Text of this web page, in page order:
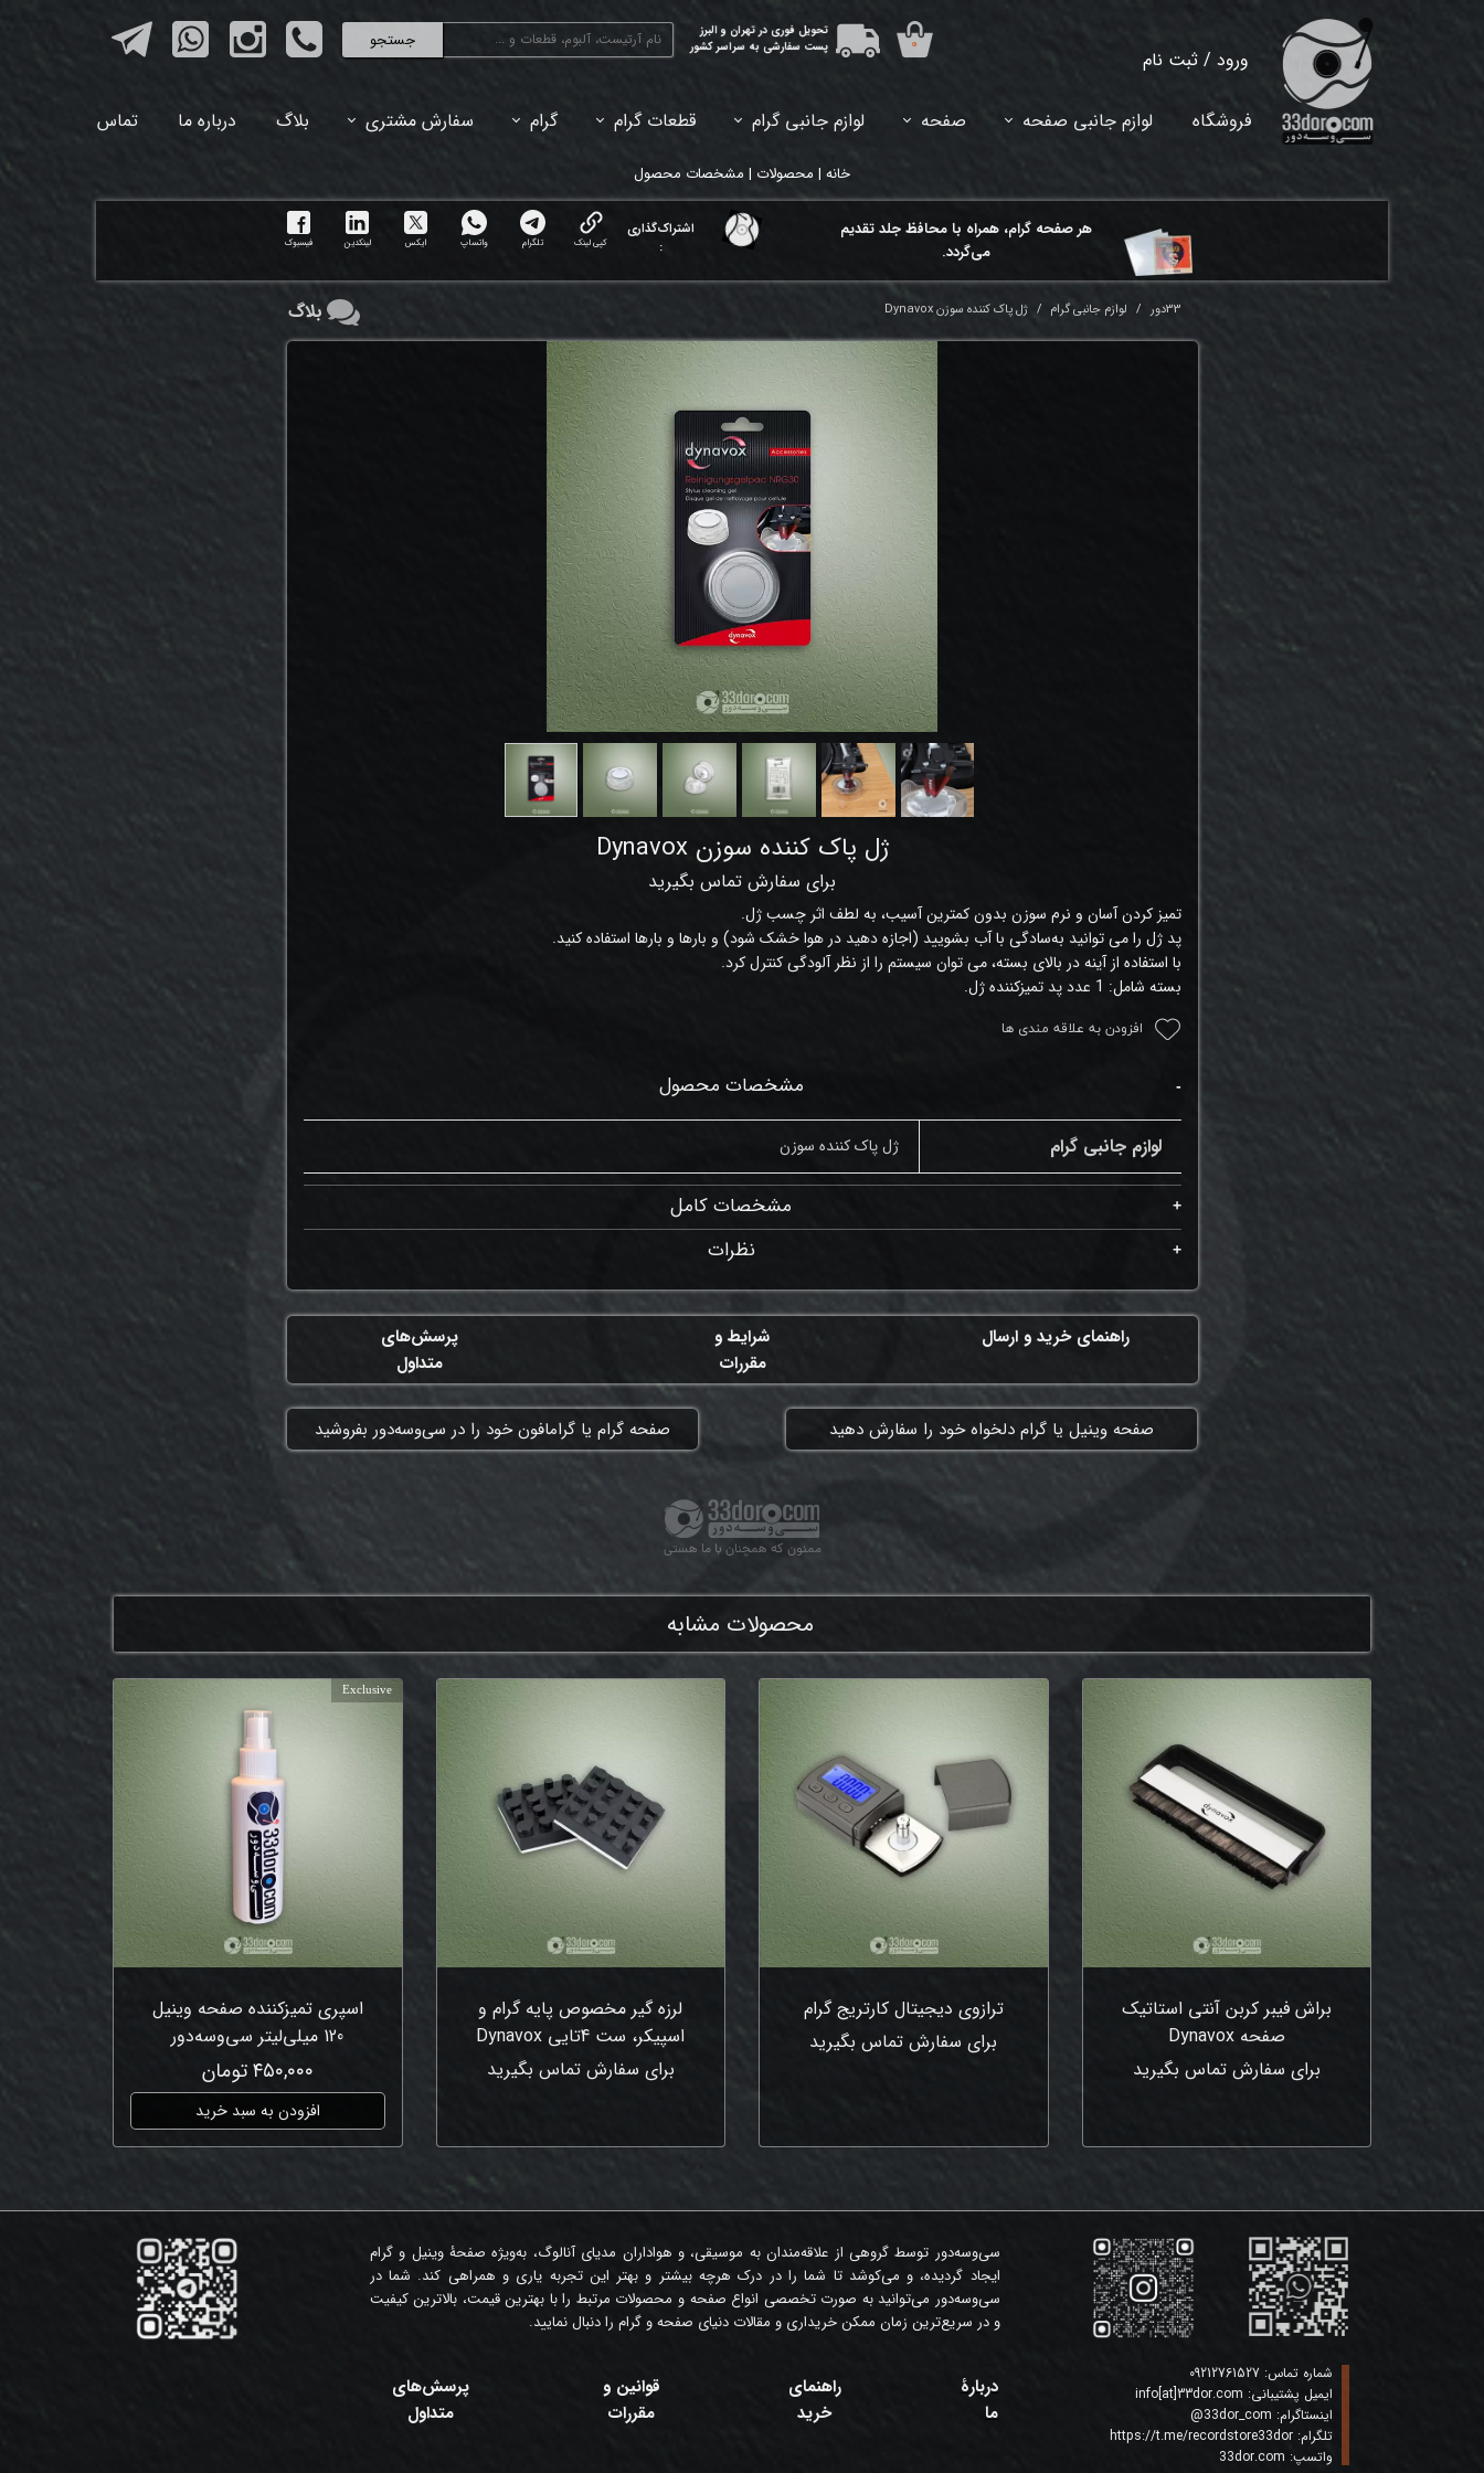
جستجو
ورود / ثبت نام
خروج از حساب کاربری
تحویل فوری در تهران و البرز
پست سفارشی به سراسر کشور
۰
فروشگاه لوازم جانبی صفحه صفحه لوازم جانبی گرام قطعات گرام گرام سفارش مشتری بلاگ درباره ما تماس
خانه | محصولات | مشخصات محصول
هر ​صفحه گرام، همراه با محافظ جلد تقدیم
می‌گردد.
اشتراک‌گذاری
:
کپی لینک تلگرام واتساپ ایکس لینکدین فیسبوک
33دور لوازم جانبی گرام ژل پاک کننده سوزن Dynavox
ژل پاک کننده سوزن Dynavox
برای سفارش تماس بگیرید
تمیز کردن آسان و نرم سوزن بدون کمترین آسیب، به لطف اثر چسب ژل.
پد ژل را می توانید به‌سادگی با آب بشویید (اجازه دهید در هوا خشک شود) و بارها و بارها استفاده کنید.
با استفاده از آینه در بالای بسته، می توان سیستم را از نظر آلودگی کنترل کرد.
بسته شامل: 1 عدد پد تمیزکننده ژل.
افزودن به علاقه مندی ها
مشخصات محصول
لوازم جانبی گرام ژل پاک کننده سوزن
مشخصات کامل
نظرات
بلاگ
شرایط و
مقررات
راهنمای خرید و ارسال
پرسش‌های
متداول
​صفحه وینیل یا گرام دلخواه خود را سفارش دهید ​صفحه گرام یا گرامافون خود را در سی‌وسه‌دور بفروشید
ممنون که همچنان با ما هستی
محصولات مشابه
براش فیبر کربن آنتی استاتیک
صفحه Dynavox
برای سفارش تماس بگیرید
ترازوی دیجیتال کارتریج گرام
برای سفارش تماس بگیرید
لرزه گیر مخصوص پایه گرام و
اسپیکر، ست 4تایی Dynavox
برای سفارش تماس بگیرید
اسپری تمیزکننده صفحه وینیل
120 میلی‌لیتر سی‌وسه‌دور
۴۵۰,۰۰۰ تومان
افزودن به سبد خرید
Exclusive
شماره تماس:
ایمیل پشتیبانی: info[at]33dor.com
اینستاگرام: 33dor_com
@
تلگرام: https://t.me/recordstore33dor
واتسپ: 33dor.com
سی‌وسه‌دور توسط گروهی از علاقه‌مندان به موسیقی، و هواداران مدیای آنالوگ، به‌ویژه صفحۀ وینیل و گرام
ایجاد گردیده، و می‌کوشد تا شما را در درک هرچه بیشتر و بهتر این تجربه یاری و همراهی کند. شما در
سی‌وسه‌دور می‌توانید به صورت تخصصی انواع صفحه و محصولات مرتبط را با بهترین قیمت، بالاترین کیفیت
و در سریع‌ترین زمان ممکن خریداری و مقالات دنیای صفحه و گرام را دنبال نمایید.
دربارۀ
ما
قوانین و
مقررات
پرسش‌های
متداول
راهنمای
خرید